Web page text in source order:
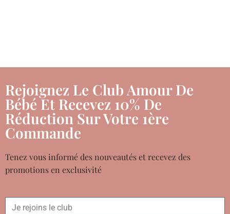
Rejoignez Le Club Amour De
Bébé Et Recevez 10% De
Réduction Sur Votre 1ère
Commande
Tenez vous informé des nouveautés et recevez des
promotions en exclusivité